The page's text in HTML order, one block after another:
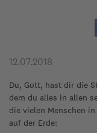
12.07.2018
Du, Gott, hast dir die
dem du alles in allen
die vielen Menschen
auf der Erde: